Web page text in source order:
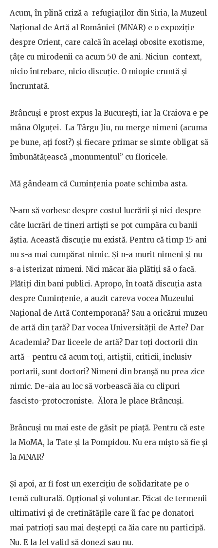
Acum, în plină criză a refugiaţilor din Siria, la Muzeul
Național de Artă al României (MNAR) e o expoziţie
despre Orient, care calcă în acelaşi obosite exotisme,
țâțe cu mirodenii ca acum 50 de ani. Niciun context,
nicio întrebare, nicio discuţie. O miopie cruntă şi
încruntată.
Brâncuşi e prost expus la Bucureşti, iar la Craiova e pe
mâna Olguței. La Târgu Jiu, nu merge nimeni (acuma
pe bune, aţi fost?) şi fiecare primar se simte obligat să
îmbunătăţească „monumentul” cu floricele.
Mă gândeam că Cuminţenia poate schimba asta.
N-am să vorbesc despre costul lucrării şi nici despre
câte lucrări de tineri artişti se pot cumpăra cu banii
ăştia. Această discuţie nu există. Pentru că timp 15 ani
nu s-a mai cumpărat nimic. Şi n-a murit nimeni şi nu
s-a isterizat nimeni. Nici măcar ăia plătiţi să o facă.
Plătiţi din bani publici. Apropo, în toată discuţia asta
despre Cuminţenie, a auzit careva vocea Muzeului
Național de Artă Contemporană? Sau a oricărui muzeu
de artă din ţară? Dar vocea Universităţii de Arte? Dar
Academia? Dar liceele de artă? Dar toţi doctorii din
artă - pentru că acum toți, artiştii, criticii, inclusiv
portarii, sunt doctori? Nimeni din branşă nu prea zice
nimic. De-aia au loc să vorbească ăia cu clipuri
fascisto-protocroniste. Ălora le place Brâncuşi.
Brâncuşi nu mai este de găsit pe piaţă. Pentru că este
la MoMA, la Tate şi la Pompidou. Nu era mişto să fie şi
la MNAR?
Şi apoi, ar fi fost un exerciţiu de solidaritate pe o
temă culturală. Opţional şi voluntar. Păcat de termenii
ultimativi şi de cretinătățile care îi fac pe donatori
mai patrioţi sau mai deştepţi ca ăia care nu participă.
Nu. E la fel valid să donezi sau nu.